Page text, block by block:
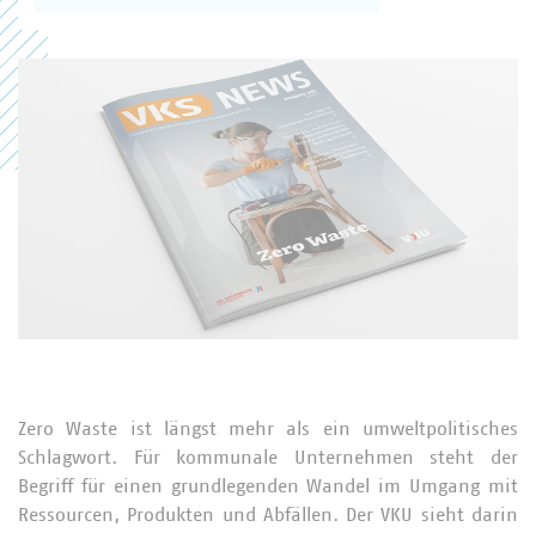
Zero Waste ist längst mehr als ein umweltpolitisches
Schlagwort. Für kommunale Unternehmen steht der
Begriff für einen grundlegenden Wandel im Umgang mit
Ressourcen, Produkten und Abfällen. Der VKU sieht darin